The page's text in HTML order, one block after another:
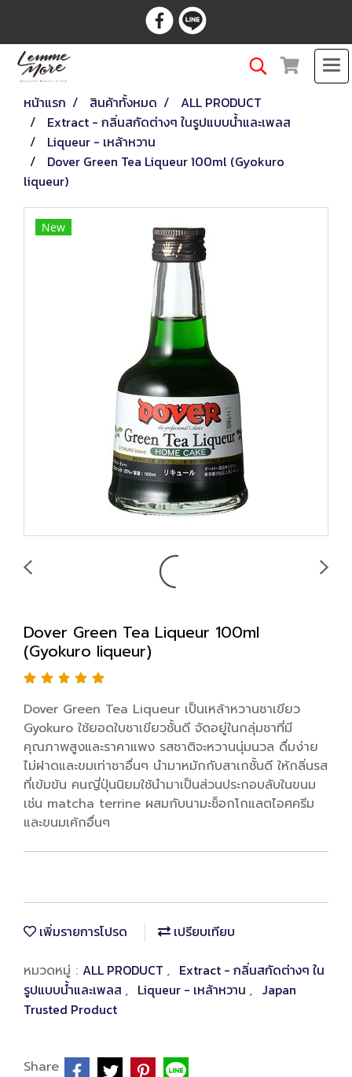
หน้าแรก สินค้าทั้งหมด
ALL PRODUCT
Extract - กลิ่นสกัดต่างๆ ในรูปแบบน้ำและเพลส
Liqueur - เหล้าหวาน
Dover Green Tea Liqueur 100ml (Gyokuro
liqueur)
New
Dover Green Tea Liqueur 100ml
(Gyokuro liqueur)
Dover Green Tea Liqueur เป็นเหล้าหวานชาเขียว
Gyokuro ใช้ยอดใบชาเขียวชั้นดี จัดอยู่ในกลุ่มชาที่มี
คุณภาพสูงและราคาแพง รสชาติจะหวานนุ่มนวล ดื่มง่าย
ไม่ฝาดและขมเท่าชาอื่นๆ นำมาหมักกับสาเกชั้นดี ให้กลิ่นรส
ที่เข้มข้น คนญี่ปุ่นนิยมใช้นำมาเป็นส่วนประกอบลับในขนม
เช่น matcha terrine ผสมกับนามะช็อกโกแลตไอศครีม
และขนมเค้กอื่นๆ
เพิ่มรายการโปรด เปรียบเทียบ
หมวดหมู่ : ALL PRODUCT , Extract - กลิ่นสกัดต่างๆ ใน
รูปแบบน้ำและเพลส , Liqueur - เหล้าหวาน , Japan
Trusted Product
Share